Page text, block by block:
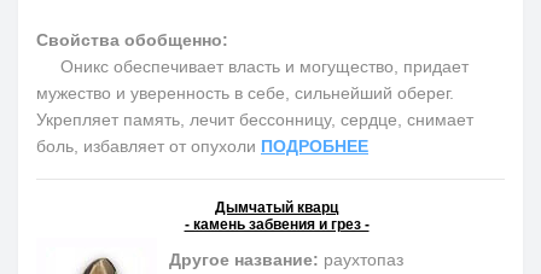
Свойства обобщенно:
Оникс обеспечивает власть и могущество, придает
мужество и уверенность в себе, сильнейший оберег.
Укрепляет память, лечит бессонницу, сердце, снимает
боль, избавляет от опухоли ПОДРОБНЕЕ
Дымчатый кварц
- камень забвения и грез -
Другое название: раухтопаз